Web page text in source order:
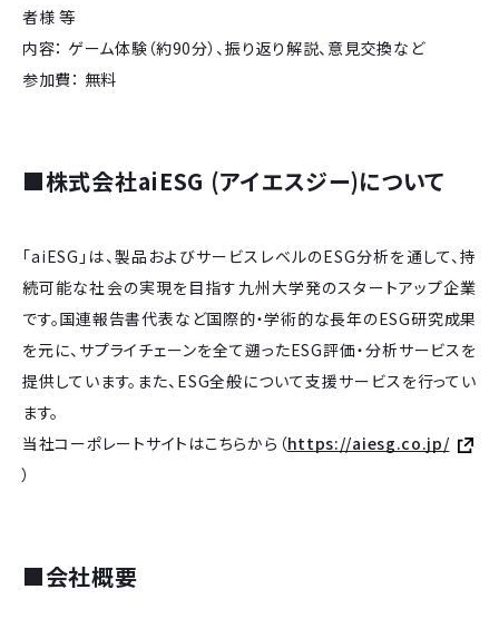
者様 等
内容： ゲーム体験（約90分）、振り返り解説、意見交換など
参加費： 無料
■株式会社aiESG (アイエスジー)について
「aiESG」は、製品およびサービスレベルのESG分析を通して、持
続可能な社会の実現を目指す九州大学発のスタートアップ企業
です。国連報告書代表など国際的・学術的な長年のESG研究成果
を元に、サプライチェーンを全て遡ったESG評価・分析サービスを
提供しています。また、ESG全般について支援サービスを行ってい
ます。
当社コーポレートサイトはこちらから（https://aiesg.co.jp/
）
■会社概要